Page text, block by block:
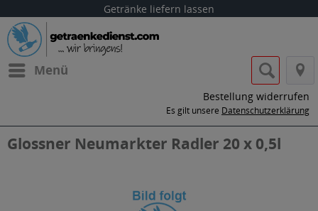
Getränke liefern lassen
Menü
Bestellung widerrufen
Es gilt unsere Datenschutzerklärung
Glossner Neumarkter Radler 20 x 0,5l